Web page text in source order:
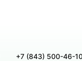
+7 (843) 500-46-